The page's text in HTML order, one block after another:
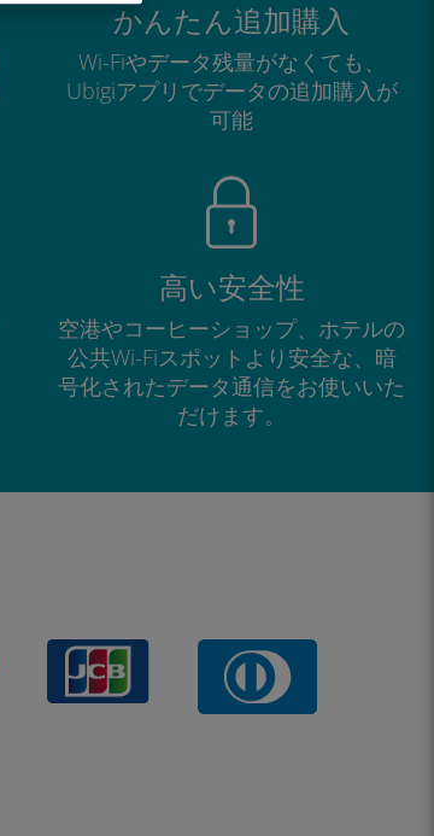
かんたん追加購入
Wi-Fiやデータ残量がなくても、
Ubigiアプリでデータの追加購入が
可能
高い安全性
空港やコーヒーショップ、ホテルの
公共Wi-Fiスポットより安全な、暗
号化されたデータ通信をお使いいた
だけます。